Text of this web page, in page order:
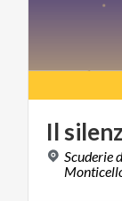
Il
Scuderie